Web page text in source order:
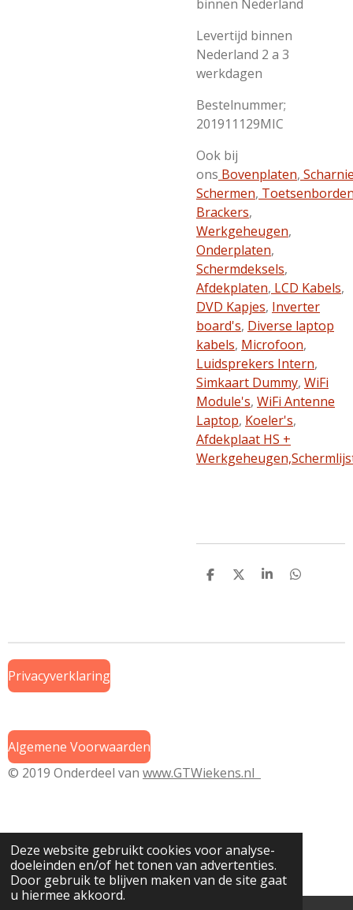
Deze website gebruikt cookies voor analyse-
doeleinden en/of het tonen van advertenties.
Door gebruik te blijven maken van de site gaat
u hiermee akkoord.
binnen Nederland
Levertijd binnen
Nederland 2 a 3
werkdagen
Bestelnummer;
201911129MIC
Ook bij
ons Bovenplaten,
Schermen,
Brackers,
Werkgeheugen,
Onderplaten,
Schermdeksels,
Afdekplaten, LCD Kabels,
DVD Kapjes, Inverter
board's, Diverse laptop
kabels, Microfoon,
Luidsprekers Intern,
Simkaart Dummy, WiFi
Module's, WiFi Antenne
Laptop, Koeler's,
Afdekplaat HS +
Werkgeheugen,
D
D
S
D
Privacyverklaring
Algemene Voorwaarden
© 2019 Onderdeel van www.GTWiekens.nl